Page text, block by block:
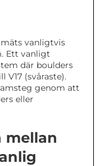
vanligtvis
Ett vanligt
där boulders
V17 (svåraste).
genom att
eller
mellan